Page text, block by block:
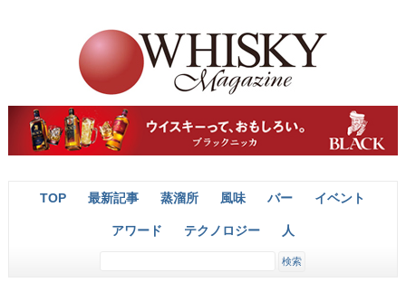
TOP 最新記事 蒸溜所 風味 バー イベント
アワード テクノロジー 人